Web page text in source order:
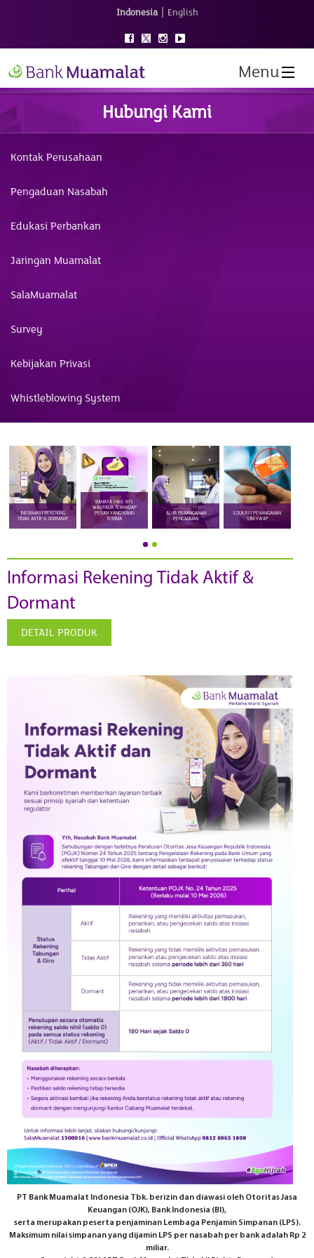
Indonesia | English
Menu
Hubungi Kami
Kontak Perusahaan
Pengaduan Nasabah
Edukasi Perbankan
Jaringan Muamalat
SalaMuamalat
Survey
Kebijakan Privasi
Whistleblowing System
INFORMASI REKENING
TIDAK AKTIF & DORMANT
BAHAYA FAKE BTS
WASPADA TERHADAP
PESAN YANG KAMU
TERIMA
ALUR PENANGANAN
PENGADUAN
EDUKASI PENANGANAN
SIM SWAP
Informasi Rekening Tidak Aktif &
Dormant
DETAIL PRODUK
PT Bank Muamalat Indonesia Tbk. berizin dan diawasi oleh Otoritas Jasa
Keuangan (OJK), Bank Indonesia (BI),
serta merupakan peserta penjaminan Lembaga Penjamin Simpanan (LPS).
Maksimum nilai simpanan yang dijamin LPS per nasabah per bank adalah Rp 2
miliar.